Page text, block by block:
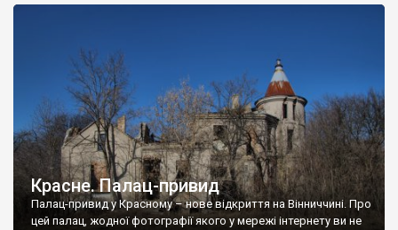
Красне. Палац-привид
Палац-привид у Красному – нове відкриття на Вінниччині. Про
цей палац, жодної фотографії якого у мережі інтернету ви не